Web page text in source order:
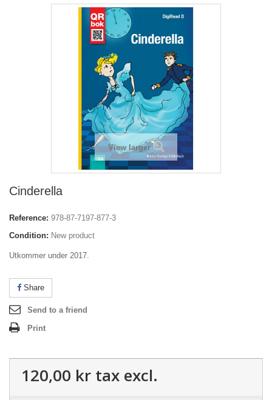
View larger
Cinderella
Reference: 978-87-7197-877-3
Condition: New product
Utkommer under 2017.
Share
Send to a friend
Print
120,00 kr tax excl.